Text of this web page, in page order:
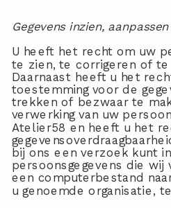
Gegevens inzien,
U heeft het recht om uw
te zien, te corrigeren of
Daarnaast heeft u het
toestemming voor de
trekken of bezwaar te
verwerking van uw
Atelier58 en heeft u het
bij ons een verzoek kunt
persoonsgegevens die wij
een computerbestand
u genoemde organisatie,